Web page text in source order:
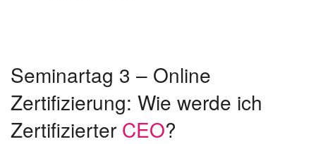
Seminartag 3 – Online
Zertifizierung: Wie werde ich
Zertifizierter CEO?